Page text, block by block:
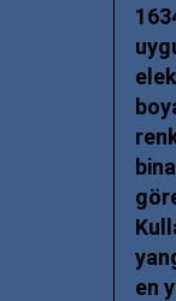
en